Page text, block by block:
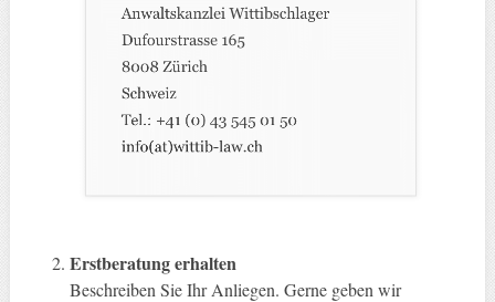
Erstberatung erhalten
Beschreiben Sie Ihr Anliegen. Gerne geben wir